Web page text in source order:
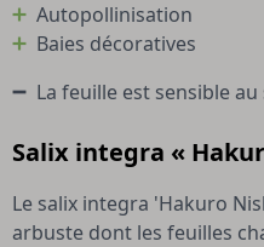
Salix integra «
Le salix integra 'Hakuro
arbuste dont les feuilles
Autopollinisation
Baies décoratives
La feuille est sensible au